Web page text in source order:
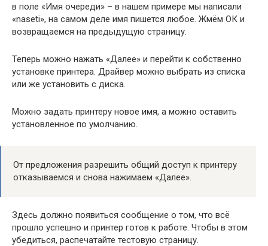
в поле «Имя очереди» – в нашем примере мы написали
«naseti», на самом деле имя пишется любое. Жмём ОК и
возвращаемся на предыдущую страницу.
Теперь можно нажать «Далее» и перейти к собственно
установке принтера. Драйвер можно выбрать из списка
или же установить с диска.
Можно задать принтеру новое имя, а можно оставить
установленное по умолчанию.
От предложения разрешить общий доступ к принтеру
отказываемся и снова нажимаем «Далее».
Здесь должно появиться сообщение о том, что всё
прошло успешно и принтер готов к работе. Чтобы в этом
убедиться, распечатайте тестовую страницу.